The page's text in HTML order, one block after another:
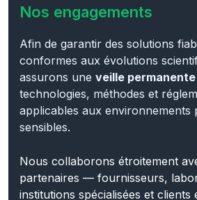
Afin de garantir des solutions
conformes aux évolutions
assurons uneveille permanente
technologies, méthodes et
applicables aux environnements
sensibles.
partenaires — fournisseurs,
institutions spécialisées et clients
pourexpérimenter et valider